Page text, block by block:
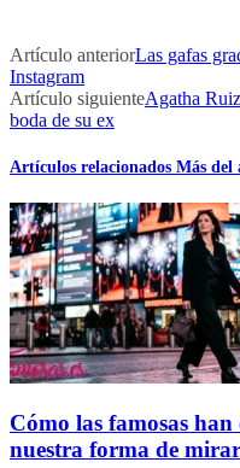
Artículo anteriorLas gafas
Instagram
Artículo siguienteAgatha
boda de su ex
Artículos relacionados Más del
Cómo las famosas
nuestra forma de